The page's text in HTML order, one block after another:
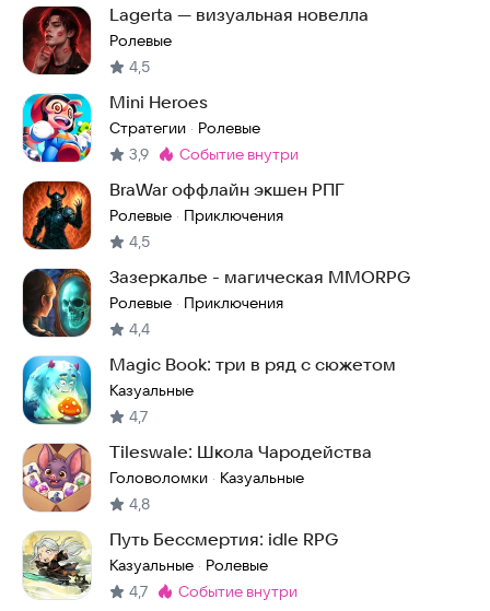
Lagerta — визуальная новелла
Ролевые
4,5
Mini Heroes
Стратегии · Ролевые
3,9 Метка:
событие внутри
BraWar оффлайн экшен РПГ
Ролевые · Приключения
4,5
Зазеркалье - магическая MMORPG
Ролевые · Приключения
4,4
Magic Book: три в ряд с сюжетом
Казуальные
4,7
Tileswale: Школа Чародейства
Головоломки · Казуальные
4,8
Путь Бессмертия: idle RPG
Казуальные · Ролевые
4,7 Метка:
событие внутри